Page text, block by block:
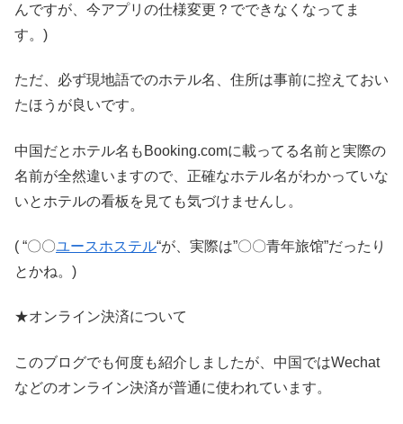
んですが、今アプリの仕様変更？でできなくなってま
す。)
ただ、必ず現地語でのホテル名、住所は事前に控えておい
たほうが良いです。
中国だとホテル名もBooking.comに載ってる名前と実際の
名前が全然違いますので、正確なホテル名がわかっていな
いとホテルの看板を見ても気づけませんし。
( “〇〇ユースホステル“が、実際は”〇〇青年旅馆”だったり
とかね。)
★オンライン決済について
このブログでも何度も紹介しましたが、中国ではWechat
などのオンライン決済が普通に使われています。